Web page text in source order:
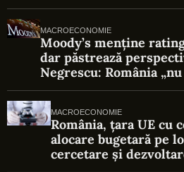
MACROECONOMIE
Moody’s menține
dar păstrează
Negrescu: România
evitat o pierdere”
MACROECONOMIE
România, țara UE cu
alocare bugetară pe
cercetare și